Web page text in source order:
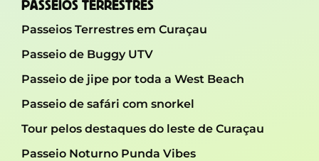
PASSEIOS TERRESTRES
Passeios Terrestres em Curaçau
Passeio de Buggy UTV
Passeio de jipe ​​por toda a West Beach
Passeio de safári com snorkel
Tour pelos destaques do leste de Curaçau
Passeio Noturno Punda Vibes